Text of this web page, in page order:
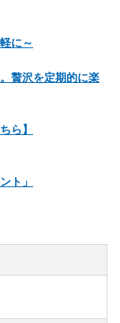
に～
贅沢を定期的に楽
ら】
ト」